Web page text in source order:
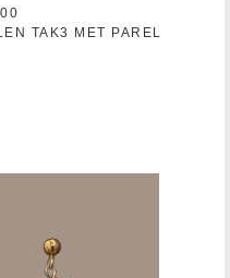
TAK3 MET PAREL